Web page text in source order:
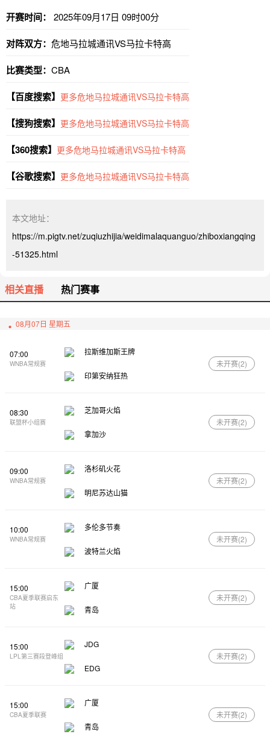
开赛时间： 2025年09月17日 09时00分
对阵双方： 危地马拉城通讯VS马拉卡特高
比赛类型： CBA
【百度搜索】 更多危地马拉城通讯VS马拉卡特高
【搜狗搜索】 更多危地马拉城通讯VS马拉卡特高
【360搜索】 更多危地马拉城通讯VS马拉卡特高
【谷歌搜索】 更多危地马拉城通讯VS马拉卡特高
本文地址：
https://m.pigtv.net/zuqiuzhijia/weidimalaquanguo/zhiboxiangqing
-51325.html
相关直播 热门赛事
08月07日 星期五
07:00
WNBA常规赛
拉斯维加斯王牌
印第安纳狂热
未开赛(2)
08:30
联盟杯小组赛
芝加哥火焰
拿加沙
未开赛(2)
09:00
WNBA常规赛
洛杉矶火花
明尼苏达山猫
未开赛(2)
10:00
WNBA常规赛
多伦多节奏
波特兰火焰
未开赛(2)
15:00
CBA夏季联赛启东
站
广厦
青岛
未开赛(2)
15:00
LPL第三赛段登峰组
JDG
EDG
未开赛(2)
15:00
CBA夏季联赛
广厦
青岛
未开赛(2)